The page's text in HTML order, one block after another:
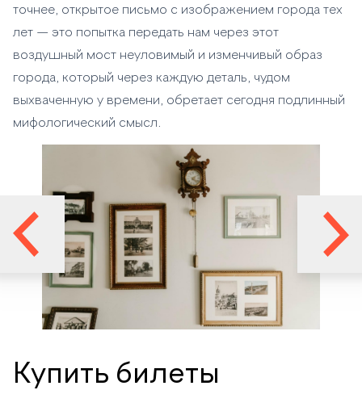
точнее, открытое письмо с изображением города тех
лет — это попытка передать нам через этот
воздушный мост неуловимый и изменчивый образ
города, который через каждую деталь, чудом
выхваченную у времени, обретает сегодня подлинный
мифологический смысл.
Купить билеты